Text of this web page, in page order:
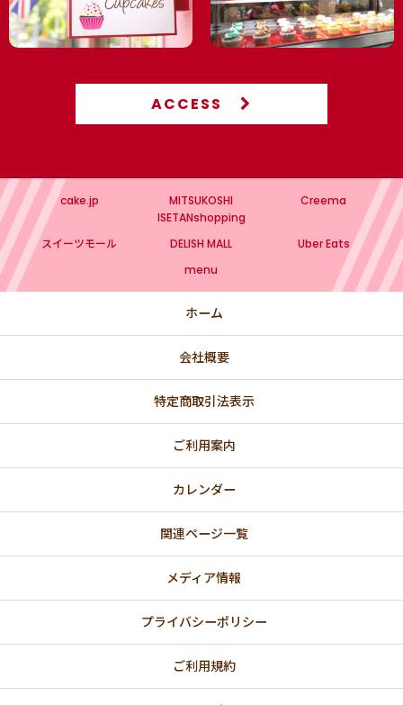
【個人】パーティー 4,000円以上で冷凍配送無料（8月末ま
で）
💖 PINK
💙 BLUE
💛 YELLOW
💗 バレンタインデー・ホワイトデー特集
【法人向け】国際女性デー（3/8）にオススメ
🌈 プライド月間｜レインボーカラー
🍁 秋
ACCESS
cake.jp
MITSUKOSHI
ISETANshopping
Creema
スイーツモール DELISH MALL
Uber Eats
menu
ホーム
会社概要
特定商取引法表示
ご利用案内
カレンダー
関連ページ一覧
メディア情報
プライバシーポリシー
ご利用規約